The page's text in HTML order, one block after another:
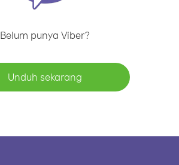
Belum punya Viber?
Unduh sekarang